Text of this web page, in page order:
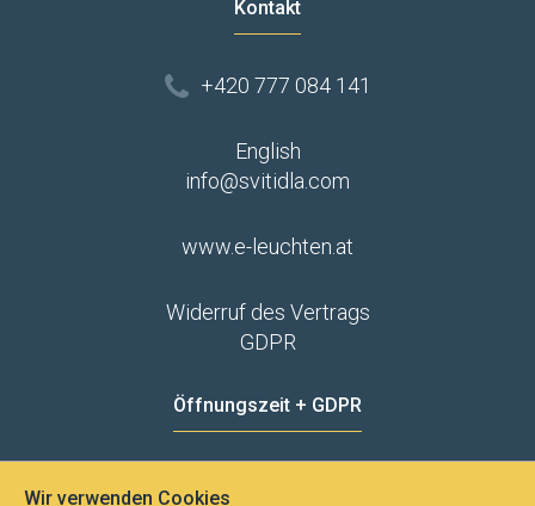
Kontakt
+420 777 084 141
English
info@svitidla.com
www.e-leuchten.at
Widerruf des Vertrags
GDPR
Öffnungszeit + GDPR
Wir verwenden Cookies